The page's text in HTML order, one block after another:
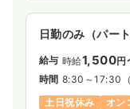
日勤のみ（パート
給与 時給1,500円
時間 8:30～17:30
土日祝休み
オン